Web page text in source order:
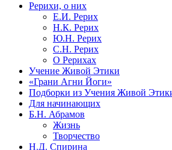
Рерихи, о них
Е.И. Рерих
Н.К. Рерих
Ю.Н. Рерих
С.Н. Рерих
О Рерихах
Учение Живой Этики
«Грани Агни Йоги»
Подборки из Учения Живой
Для начинающих
Б.Н. Абрамов
Жизнь
Творчество
Н.Д. Спирина